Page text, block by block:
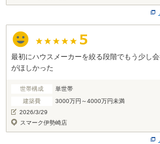
最初にハウスメーカーを絞る段階でもう少し
がほしかった
世帯構成
単世帯
建築費
3000万円～4000万円未満
2026/3/29
スマーク伊勢崎店